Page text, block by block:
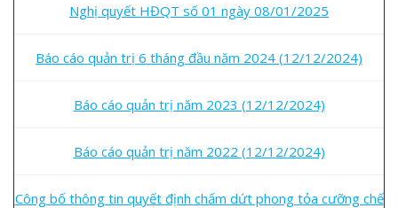
Nghị quyết HĐQT số 01 ngày 08/01/2025
Báo cáo quản trị 6 tháng đầu năm 2024 (12/12/2024)
Báo cáo quản trị năm 2023 (12/12/2024)
Báo cáo quản trị năm 2022 (12/12/2024)
Công bố thông tin quyết định chấm dứt phong tỏa cưỡng chế